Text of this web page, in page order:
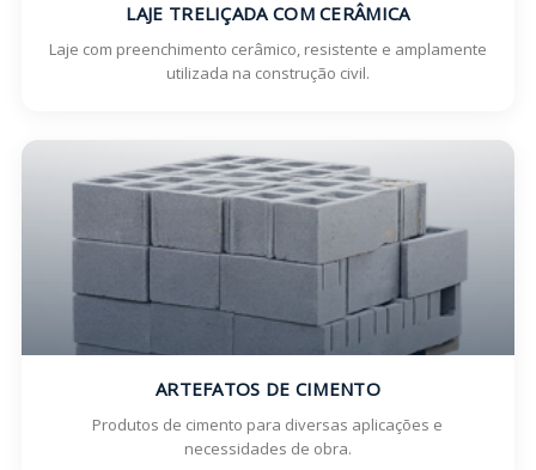
LAJE TRELIÇADA COM CERÂMICA
Laje com preenchimento cerâmico, resistente e amplamente
utilizada na construção civil.
ARTEFATOS DE CIMENTO
Produtos de cimento para diversas aplicações e
necessidades de obra.